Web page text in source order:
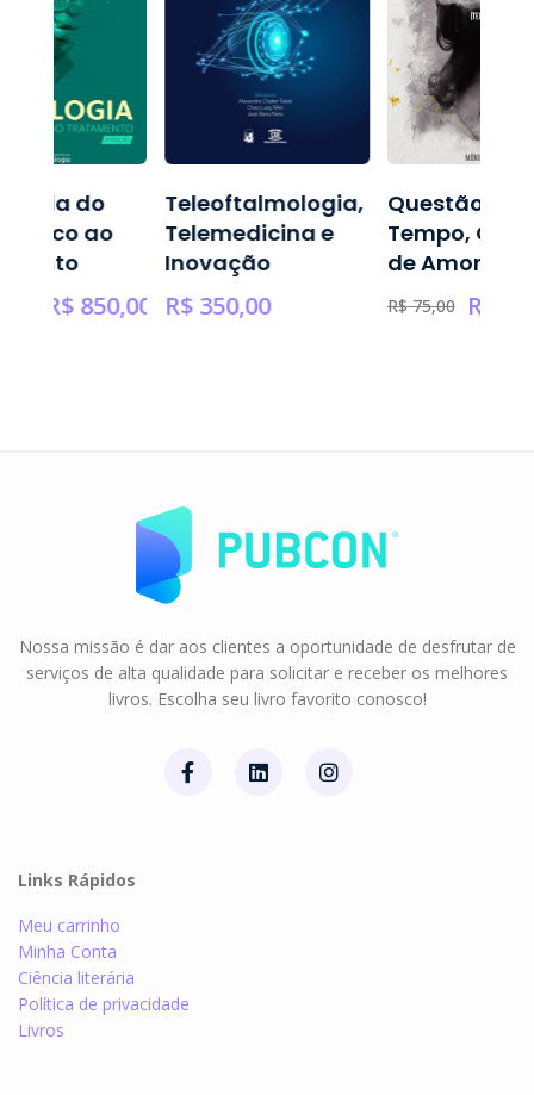
do
ao
R$850,00
Teleoftalmologia,
Telemedicina e
Inovação
R$ 350,00
Questão de
Tempo,
de Amor
R$75,00 R$
Nossa missão é dar aos clientes a oportunidade de desfrutar de
serviços de alta qualidade para solicitar e receber os melhores
livros. Escolha seu livro favorito conosco!
Links Rápidos
Meu carrinho
Minha Conta
Ciência literária
Política de privacidade
Livros